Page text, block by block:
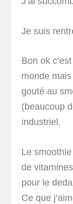
Je suis
Bon ok
monde mais
gouté au
(beaucoup
industriel.
Le smoothie
de
pour le
Ce que